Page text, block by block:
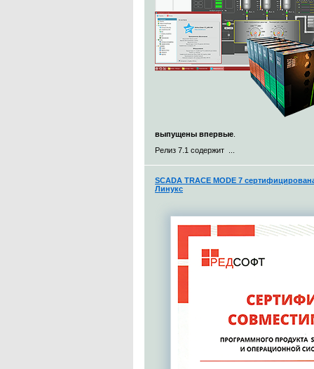
выпущены впервые
Релиз 7.1 содержит ...
SCADA TRACE MODE 7
Линукс